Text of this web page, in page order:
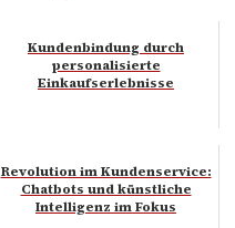
Kundenbindung durch
personalisierte
Einkaufserlebnisse
Revolution im Kundenservice:
Chatbots und künstliche
Intelligenz im Fokus